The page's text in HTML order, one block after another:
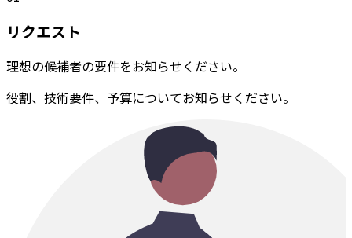
リクエスト
理想の候補者の要件をお知らせください。
役割、技術要件、予算についてお知らせください。